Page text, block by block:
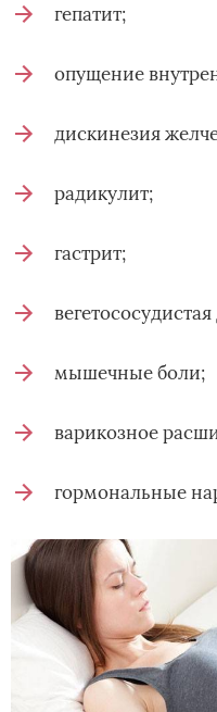
гепатит;
опущение
дискинезия
радикулит;
гастрит;
мышечные боли;
варикозное
гормональные